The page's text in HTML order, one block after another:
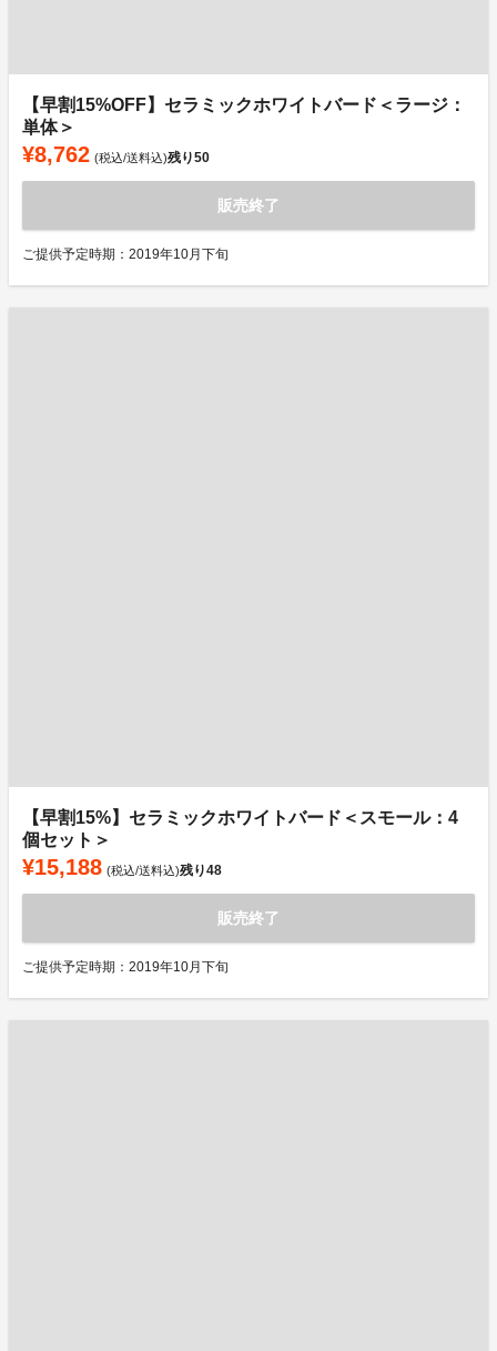
【早割15%OFF】セラミックホワイトバード＜ラージ：
単体＞
¥8,762 (税込/送料込)残り50
販売終了
ご提供予定時期：2019年10月下旬
【早割15%】セラミックホワイトバード＜スモール：4
個セット＞
¥15,188 (税込/送料込)残り48
販売終了
ご提供予定時期：2019年10月下旬